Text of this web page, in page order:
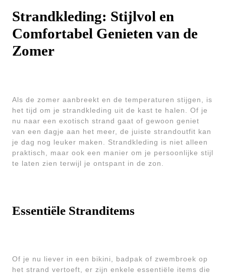
Strandkleding: Stijlvol en
Comfortabel Genieten van de
Zomer
Als de zomer aanbreekt en de temperaturen stijgen, is
het tijd om je strandkleding uit de kast te halen. Of je
nu naar een exotisch strand gaat of gewoon geniet
van een dagje aan het meer, de juiste strandoutfit kan
je dag nog leuker maken. Strandkleding is niet alleen
praktisch, maar ook een manier om je persoonlijke stijl
te laten zien terwijl je ontspant in de zon.
Essentiële Stranditems
Of je nu liever in een bikini, badpak of zwembroek op
het strand vertoeft, er zijn enkele essentiële items die